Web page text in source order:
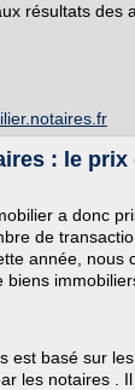
résultats des
: le prix
a donc
de
année, nous
biens
est basé sur
les notaires . Il